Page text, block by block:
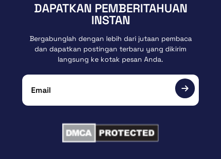
DAPATKAN PEMBERITAHUAN
INSTAN
Bergabunglah dengan lebih dari jutaan pembaca
dan dapatkan postingan terbaru yang dikirim
langsung ke kotak pesan Anda.